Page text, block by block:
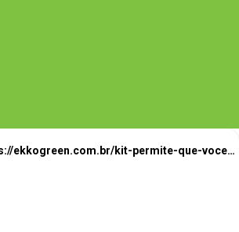
https://ekkogreen.com.br/kit-permite-que-voce-construa-carro-eletrico-em-casa/?utm_source=google&utm_medium=web-stories&utm_campaign=carro-eletrico